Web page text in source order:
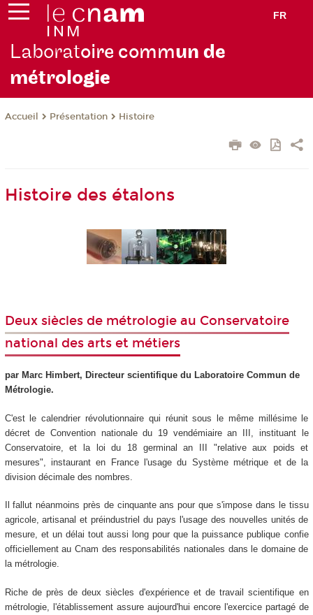
FR
Laboratoire commun de
métrologie
Accueil Présentation Histoire
Histoire des étalons
Deux siècles de métrologie au Conservatoire
national des arts et métiers
par Marc Himbert, Directeur scientifique du Laboratoire Commun de
Métrologie.
C'est le calendrier révolutionnaire qui réunit sous le même millésime le
décret de Convention nationale du 19 vendémiaire an III, instituant le
Conservatoire, et la loi du 18 germinal an III "relative aux poids et
mesures", instaurant en France l'usage du Système métrique et de la
division décimale des nombres.
Il fallut néanmoins près de cinquante ans pour que s'impose dans le tissu
agricole, artisanal et préindustriel du pays l'usage des nouvelles unités de
mesure, et un délai tout aussi long pour que la puissance publique confie
officiellement au Cnam des responsabilités nationales dans le domaine de
la métrologie.
Riche de près de deux siècles d'expérience et de travail scientifique en
métrologie, l'établissement assure aujourd'hui encore l'exercice partagé de